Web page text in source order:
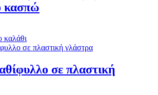
κασπώ
σε πλαστική